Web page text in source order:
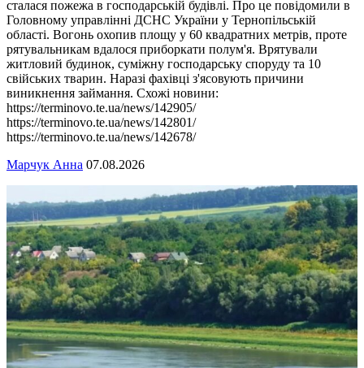
сталася пожежа в господарській будівлі. Про це повідомили в
Головному управлінні ДСНС України у Тернопільській
області. Вогонь охопив площу у 60 квадратних метрів, проте
рятувальникам вдалося приборкати полум'я. Врятували
житловий будинок, суміжну господарську споруду та 10
свійських тварин. Наразі фахівці з'ясовують причини
виникнення займання. Схожі новини:
https://terminovo.te.ua/news/142905/
https://terminovo.te.ua/news/142801/
https://terminovo.te.ua/news/142678/
Марчук Анна 07.08.2026